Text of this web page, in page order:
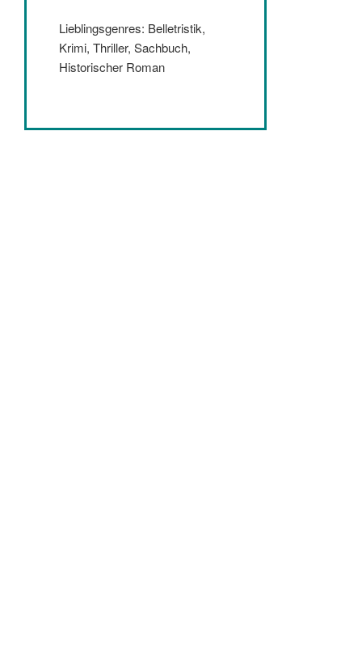
Lieblingsgenres: Belletristik,
Krimi, Thriller, Sachbuch,
Historischer Roman